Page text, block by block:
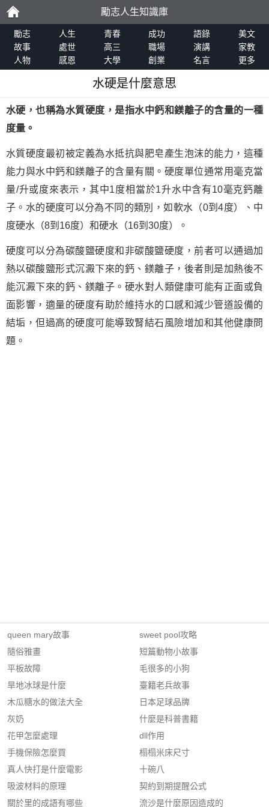
勵
志
勵志人生知識庫
勵志 人生 青春 成功 語錄
美文
故事
處世 高三 職場 演講
家教
人物
感恩 大學 創業 名言 更多
水硬是什麼意思
水硬，也稱為水質硬度，是指水中鈣和鎂離子的含量的一種
度量。
水質硬度最初被定義為水抵抗與肥皂產生泡沫的能力，這種
能力與水中鈣和鎂離子的含量有關。硬度單位通常用毫克當
量/升或度來表示，其中1度相當於1升水中含有10毫克鈣離
子。水的硬度可以分為不同的類別，如軟水（0到4度）、中
度硬水（8到16度）和硬水（16到30度）。
硬度可以分為碳酸鹽硬度和非碳酸鹽硬度，前者可以通過加
熱以碳酸鹽形式沉澱下來的鈣、鎂離子，後者則是加熱後不
能沉澱下來的鈣、鎂離子。硬水對人類健康可能有正面或負
面影響，適量的硬度有助於維持水的口感和減少管道設備的
結垢，但過高的硬度可能導致腎結石風險增加和其他健康問
題。
queen mary故事
隨俗雅畫
平板故障
旱地冰球是什麼
木瓜糖水的做法大全
灰奶
花甲怎麼處理
手機保險怎麼買
真人快打是什麼電影
吸波材料的原理
關於里的成語有哪些
sweet pool攻略
短篇動物小故事
毛很多的小狗
臺籍老兵故事
日本足球品牌
什麼是科普書籍
dll作用
榻榻米床尺寸
十碗八
契約到期提醒公式
流沙是什麼原因造成的